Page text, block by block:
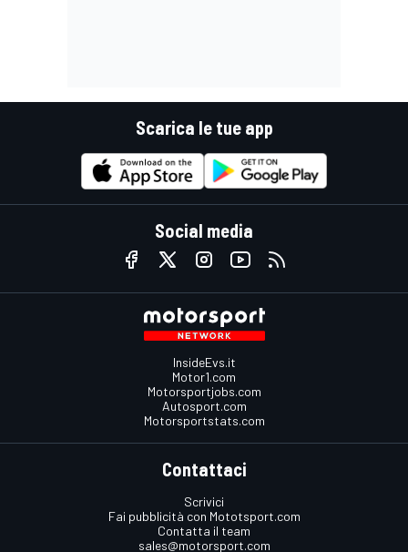
Scarica le tue app
Social media
InsideEvs.it
Motor1.com
Motorsportjobs.com
Autosport.com
Motorsportstats.com
Contattaci
Scrivici
Fai pubblicità con Mototsport.com
Contatta il team
sales@motorsport.com